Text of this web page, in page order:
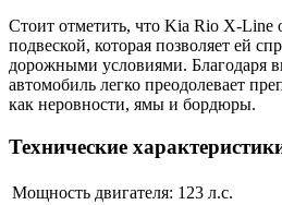
Стоит отметить, что Kia Rio X-Line
подвеской, которая позволяет ей
дорожными условиями. Благодаря
автомобиль легко преодолевает
как неровности, ямы и бордюры.
Технические
Мощность двигателя: 123 л.с.